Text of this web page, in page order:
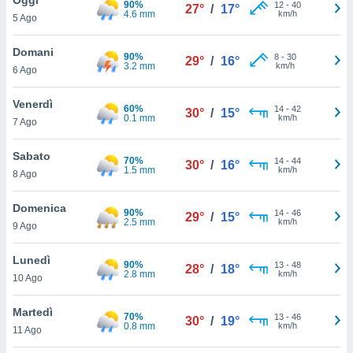
è
al sito
di
ci
di
il
un
la
nella
5 Ago
90%
4.6 mm
27° / 17° 12- 40
km/h
Domani
6 Ago
90%
3.2 mm
29° / 16° 8- 30
km/h
Venerdì
7 Ago
60%
0.1 mm
30° / 15° 14- 42
km/h
Sabato
8 Ago
70%
1.5 mm
30° / 16° 14- 44
km/h
Domenica
9 Ago
90%
2.5 mm
29° / 15° 14- 46
km/h
Lunedì
10 Ago
90%
2.8 mm
28° / 18° 13- 48
km/h
Martedì
11 Ago
70%
0.8 mm
30° / 19° 13- 46
km/h